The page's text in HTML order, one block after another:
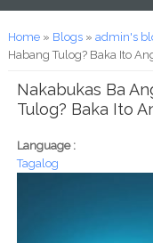
You are here
Home» Blogs» admin's
Habang Tulog? Baka Ito
Nakabukas Ba
Tulog? Baka Ito
Language :
Tagalog